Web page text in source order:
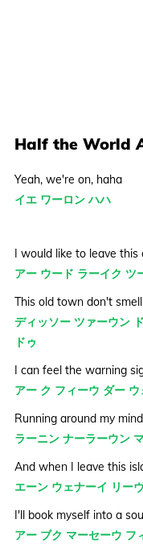
Half the World
Yeah, we're on, haha
イエ ワーロン ハハ
I would like to leave this
アー ウード ラーイク ツ
This old town don't
ディッソー ツァーウン
ドゥ
I can feel the warning
アー ク フィーウ ダー
Running around my mind
ラーニン ナーラーウン
And when I leave this
エーン ウェナーイ リー
I'll book myself into a
アー ブク マーセーウ フ